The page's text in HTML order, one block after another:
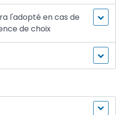
l'adopté en cas de
de choix